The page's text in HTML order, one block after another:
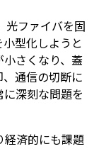
光ファイバを固
型化しようと
さくなり、蓋
通信の切断に
深刻な問題を
経済的にも課題